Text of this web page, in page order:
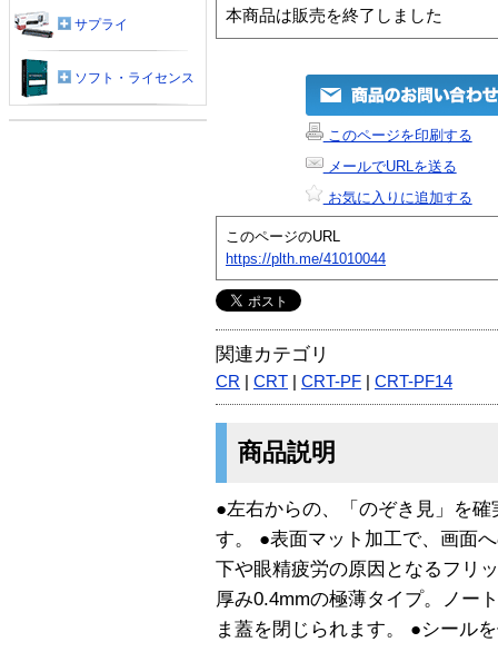
本商品は販売を終了しました
このページを印刷する
メールでURLを送る
お気に入りに追加する
このページのURL
https://plth.me/41010044
関連カテゴリ
CR CRT CRT-PF CRT-PF14
商品説明
●左右からの、「のぞき見」を
す。 ●表面マット加工で、画面
下や眼精疲労の原因となるフリ
厚み0.4mmの極薄タイプ。ノー
ま蓋を閉じられます。 ●シール
サプライ
ソフト・ライセンス